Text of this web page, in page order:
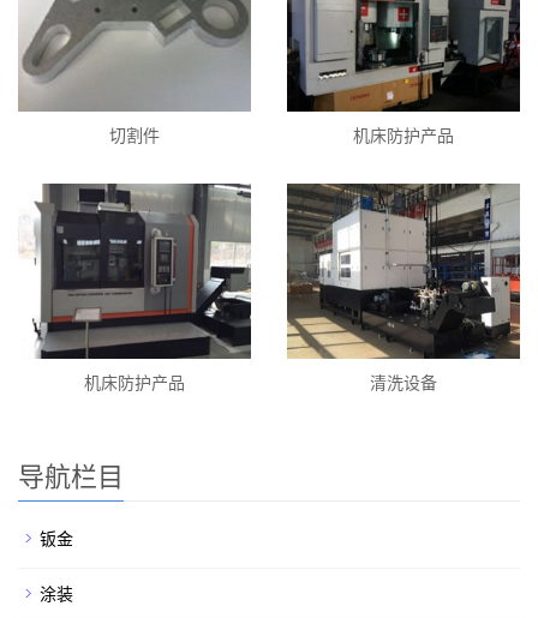
切割件 机床防护产品
机床防护产品 清洗设备
导航栏目
钣金
涂装